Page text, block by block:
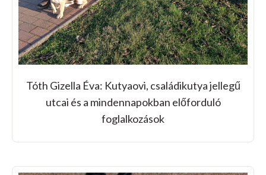
Tóth Gizella Éva: Kutyaovi, családikutya jellegű
utcai és a mindennapokban előforduló
foglalkozások